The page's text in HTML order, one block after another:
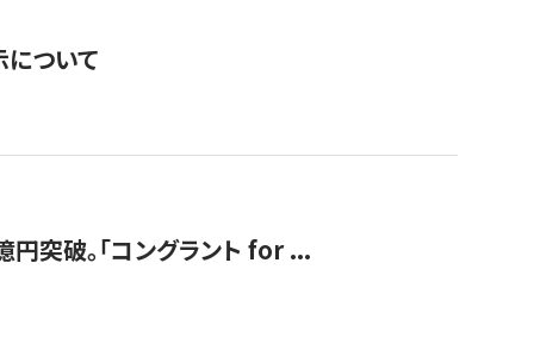
ついて
突破。「コングラント for ...